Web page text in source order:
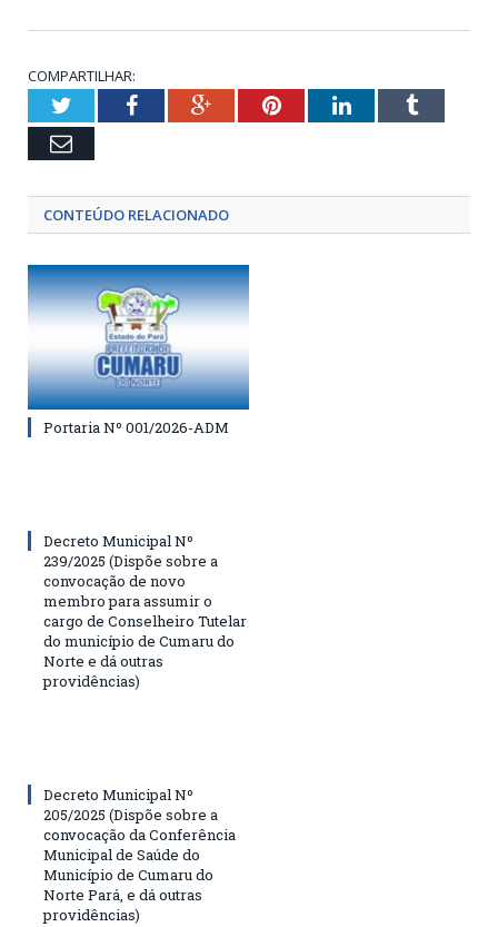
COMPARTILHAR:
TwitterFacebookGoogle+PinterestLinkedInTumblr
Email
CONTEÚDO RELACIONADO
Portaria Nº 001/2026-ADM
Decreto Municipal Nº
239/2025 (Dispõe sobre a
convocação de novo
membro para assumir o
cargo de Conselheiro Tutelar
do município de Cumaru do
Norte e dá outras
providências)
Decreto Municipal Nº
205/2025 (Dispõe sobre a
convocação da Conferência
Municipal de Saúde do
Município de Cumaru do
Norte Pará, e dá outras
providências)